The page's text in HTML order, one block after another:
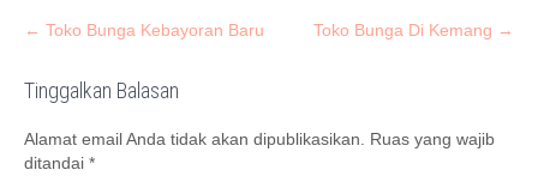
P
s
n
← Toko Bunga Kebayoran Baru Toko Bunga Di Kemang →
Tinggalkan Balasan
Alamat email Anda tidak akan dipublikasikan.
Ruas yang wajib
ditandai *